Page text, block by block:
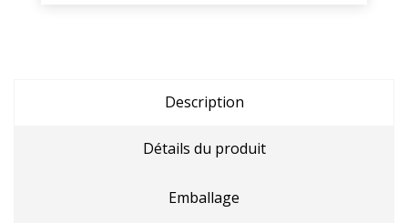
Description
Détails du produit
Emballage